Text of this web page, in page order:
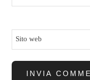
Sito web